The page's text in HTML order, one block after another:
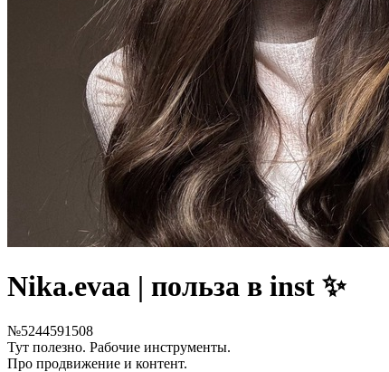
Nika.evaa | польза в inst ✨
№5244591508
Тут полезно. Рабочие инструменты.
Про продвижение и контент.